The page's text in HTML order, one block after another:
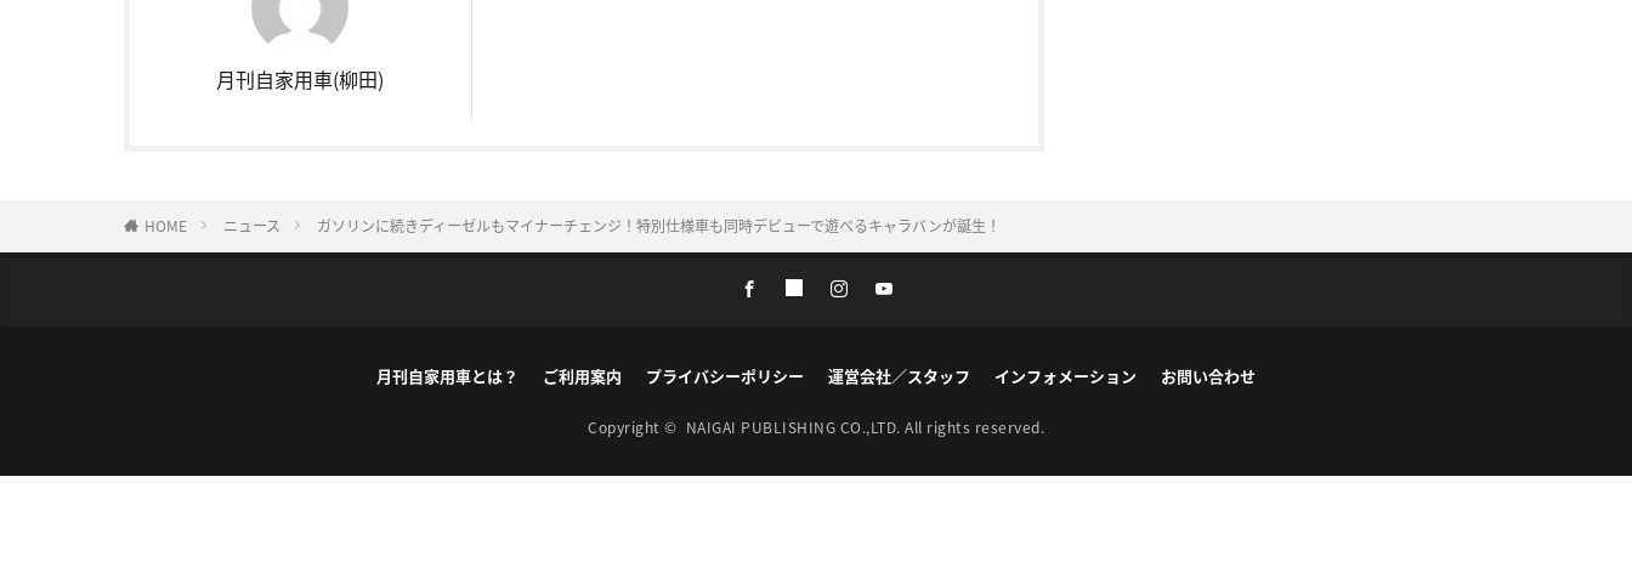
月刊自家用車(柳田)
HOME ニュース ガソリンに続きディーゼルもマイナーチェンジ！特別仕様車も同時デビューで遊べるキャラバンが誕生！
月刊自家用車とは？ ご利用案内 プライバシーポリシー 運営会社／スタッフ インフォメーション お問い合わせ
Copyright © NAIGAI PUBLISHING CO.,LTD. All rights reserved.